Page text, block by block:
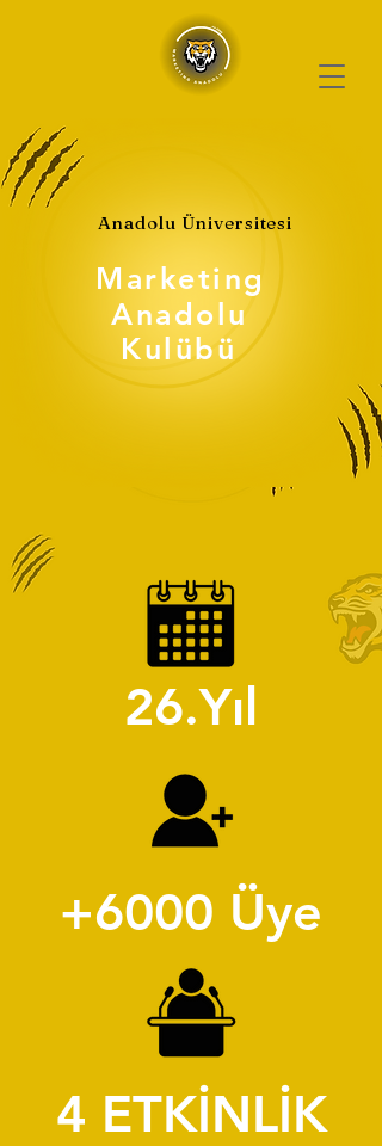
Anadolu
Kulübü
Marketing
Anadolu Üniversitesi
26.Yıl
+6000 Üye
4 ETKİNLİK